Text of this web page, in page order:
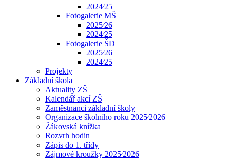
2024⁄25
Fotogalerie MŠ
2025⁄26
2024⁄25
Fotogalerie ŠD
2025⁄26
2024⁄25
Projekty
Základní škola
Aktuality ZŠ
Kalendář akcí ZŠ
Zaměstnanci základní školy
Organizace školního roku 2025⁄2026
Žákovská knížka
Rozvrh hodin
Zápis do 1. třídy
Zájmové kroužky 2025⁄2026